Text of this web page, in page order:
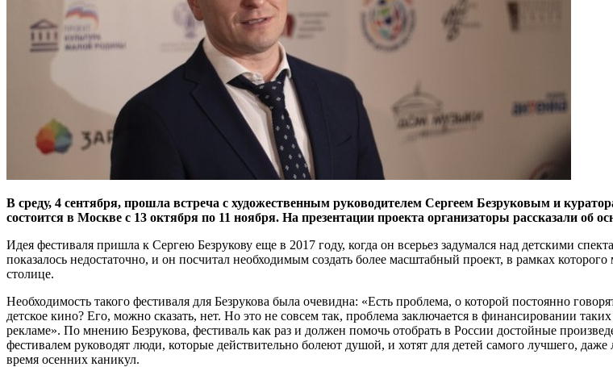
В среду, 4 сентября, прошла встреча с художественным руководителем Сергеем Безруковым и
состоится в Москве с 13 октября по 11 ноября. На презентации проекта организаторы рассказали об
Идея фестиваля пришла к Сергею Безрукову еще в 2017 году, когда он всерьез задумался над детскими
показалось недостаточно, и он посчитал необходимым создать более масштабный проект, в рамках
столице.
Необходимость такого фестиваля для Безрукова была очевидна: «Есть проблема, о которой постоянно
детское кино? Его, можно сказать, нет. Но это не совсем так, проблема заключается в финансировании
рекламе». По мнению Безрукова, фестиваль как раз и должен помочь отобрать в России достойные
фестивалем руководят люди, которые действительно болеют душой, и хотят для детей самого лучшего,
время осенних каникул.